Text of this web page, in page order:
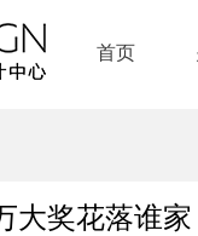
首页
大奖花落谁